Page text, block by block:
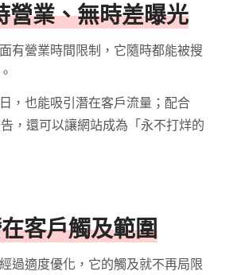
營業、無時差曝光
有營業時間限制，它隨時都能被搜
，也能吸引潛在客戶流量；配合
，還可以讓網站成為「永不打烊的
客戶觸及範圍
過適度優化，它的觸及就不再局限